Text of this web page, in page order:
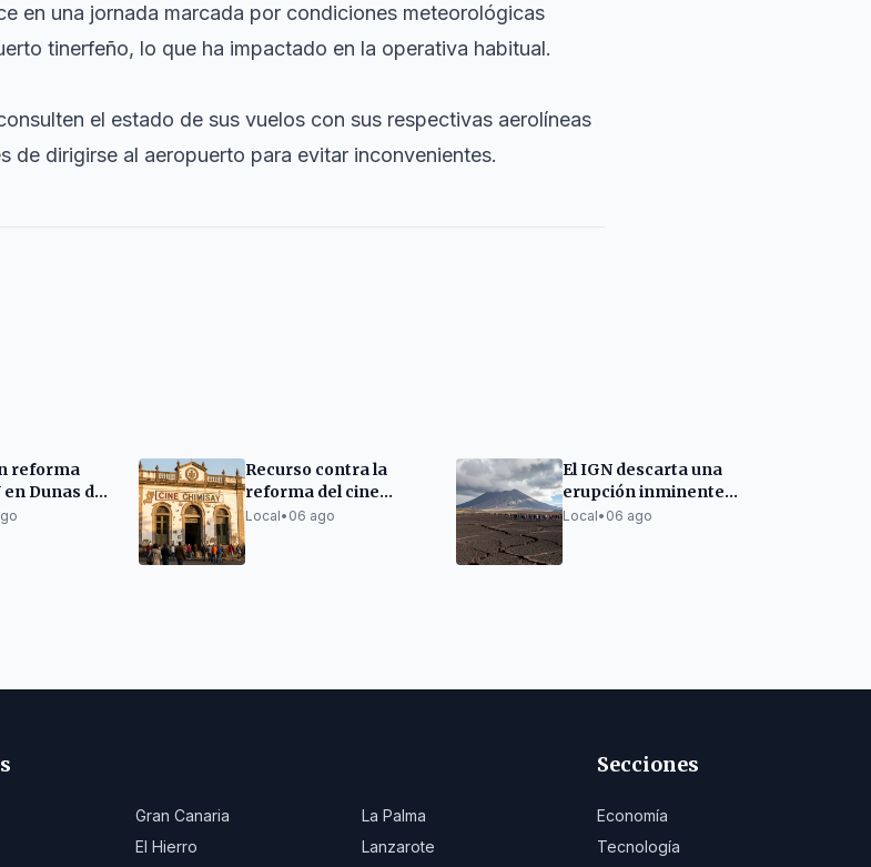
en una jornada marcada por condiciones meteorológicas
tinerfeño, lo que ha impactado en la operativa habitual.
el estado de sus vuelos con sus respectivas aerolíneas
de dirigirse al aeropuerto para evitar inconvenientes.
reforma
Dunas de
Recurso contra la
reforma del cine
Chimisay en Puerto de
Local• 06 ago
El IGN descarta una
erupción inminente
en el Teide y llama a la
Local• 06 ago
Gran Canaria
La Palma
El Hierro
Lanzarote
Secciones
Economía
Tecnología